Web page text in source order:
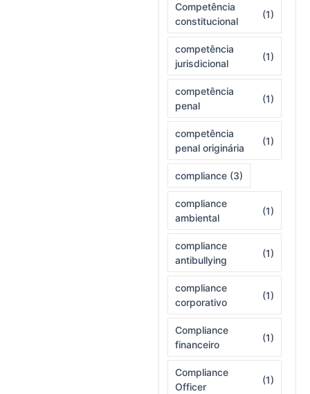
Competência
constitucional
(1)
competência
jurisdicional
(1)
competência
penal
(1)
competência
penal originária
(1)
compliance (3)
compliance
ambiental
(1)
compliance
antibullying
(1)
compliance
corporativo
(1)
Compliance
financeiro
(1)
Compliance
Officer
(1)